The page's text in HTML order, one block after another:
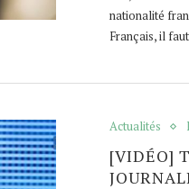
nationalité
Français, il
Actualités
[VIDÉO]